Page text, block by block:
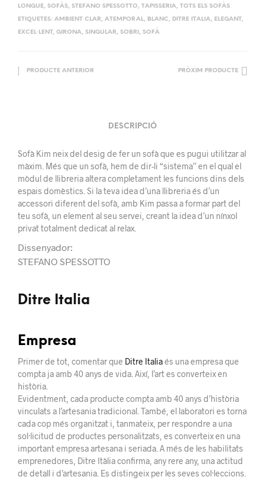
LONGUE, SOFÀS, STEFANO SPESSOTTO, TAPISSERIA, TOTS ELS SOFÀS
ETIQUETES: AMBIENT CLAR, ATEMPORAL, BLANC, DITRE ITALIA, ELEGANT,
EXCEL·LENT, GIRONA, SINGULAR, SOBRI , SOFÀ
PRODUCTE ANTERIOR PRÒXIM PRODUCTE
DESCRIPCIÓ
Sofà Kim neix del desig de fer un sofà que es pugui utilitzar al
màxim. Més que un sofà, hem de dir-li “sistema” en el qual el
mòdul de llibreria altera completament les funcions dins dels
espais domèstics. Si la teva idea d’una llibreria és d’un
accessori diferent del sofà, amb Kim passa a formar part del
teu sofà, un element al seu servei, creant la idea d’un nínxol
privat totalment dedicat al relax.
Dissenyador:
STEFANO SPESSOTTO
Ditre Italia
Empresa
Primer de tot, comentar que Ditre Italiaés una empresa que
compta ja amb 40 anys de vida. Així, l’art es converteix en
història.
Evidentment, cada producte compta amb 40 anys d’història
vinculats a l’artesania tradicional. També, el laboratori es torna
cada cop més organitzat i, tanmateix, per respondre a una
sol·licitud de productes personalitzats, es converteix en una
important empresa artesana i seriada. A més de les habilitats
emprenedores, Ditre Itàlia confirma, any rere any, una actitud
de detall i d’artesania. Es distingeix per les seves col·leccions.